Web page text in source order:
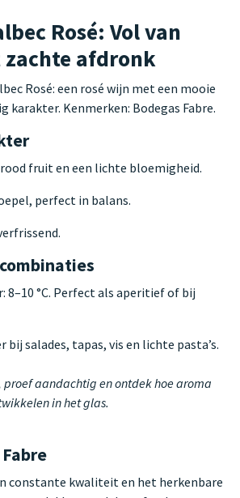
Rosé: Vol van
afdronk
Rosé: een rosé wijn met een mooie
karakter. Kenmerken: Bodegas Fabre.
fruit en een lichte bloemigheid.
perfect in balans.
8–10 °C. Perfect als aperitief of bij
bij salades, tapas, vis en lichte pasta’s.
proef aandachtig en ontdek hoe aroma
in het glas.
constante kwaliteit en het herkenbare